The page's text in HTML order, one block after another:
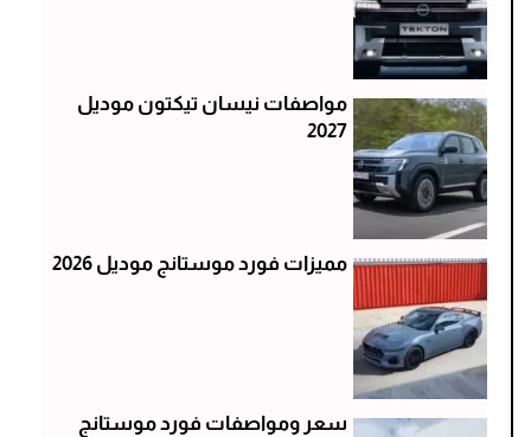
مواصفات نيسان تيكتون موديل
2027
مميزات فورد موستانج موديل 2026
سعر ومواصفات فورد موستانج